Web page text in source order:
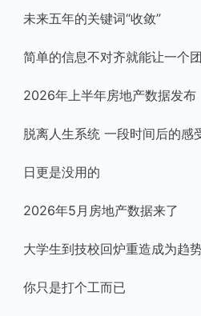
未来五年的关键词“收敛”
简单的信息不对齐就能让一个
2026年上半年房地产数据发布
脱离人生系统 一段时间后的感
日更是没用的
2026年5月房地产数据来了
大学生到技校回炉重造成为趋
你只是打个工而已